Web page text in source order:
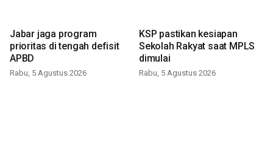
Jabar jaga program
prioritas di tengah defisit
APBD
Rabu, 5 Agustus 2026
KSP pastikan kesiapan
Sekolah Rakyat saat MPLS
dimulai
Rabu, 5 Agustus 2026